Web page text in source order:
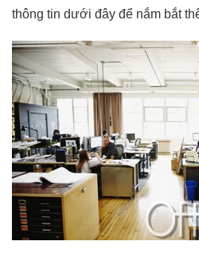
thông tin dưới đây để nắm bắt